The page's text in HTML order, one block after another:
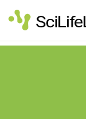
content